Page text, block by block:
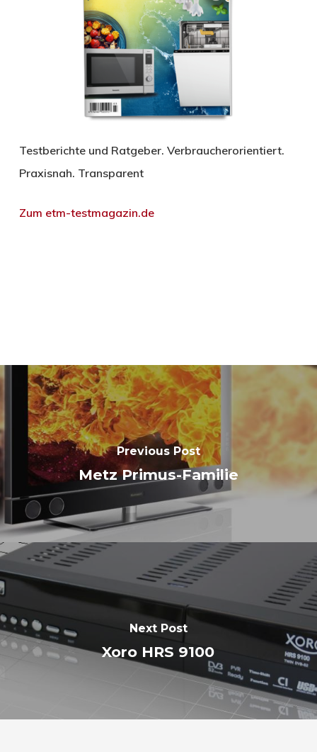
Testberichte und Ratgeber. Verbraucherorientiert.
Praxisnah. Transparent
Zum etm-testmagazin.de
Previous Post
Metz Primus-Familie
Next Post
Xoro HRS 9100